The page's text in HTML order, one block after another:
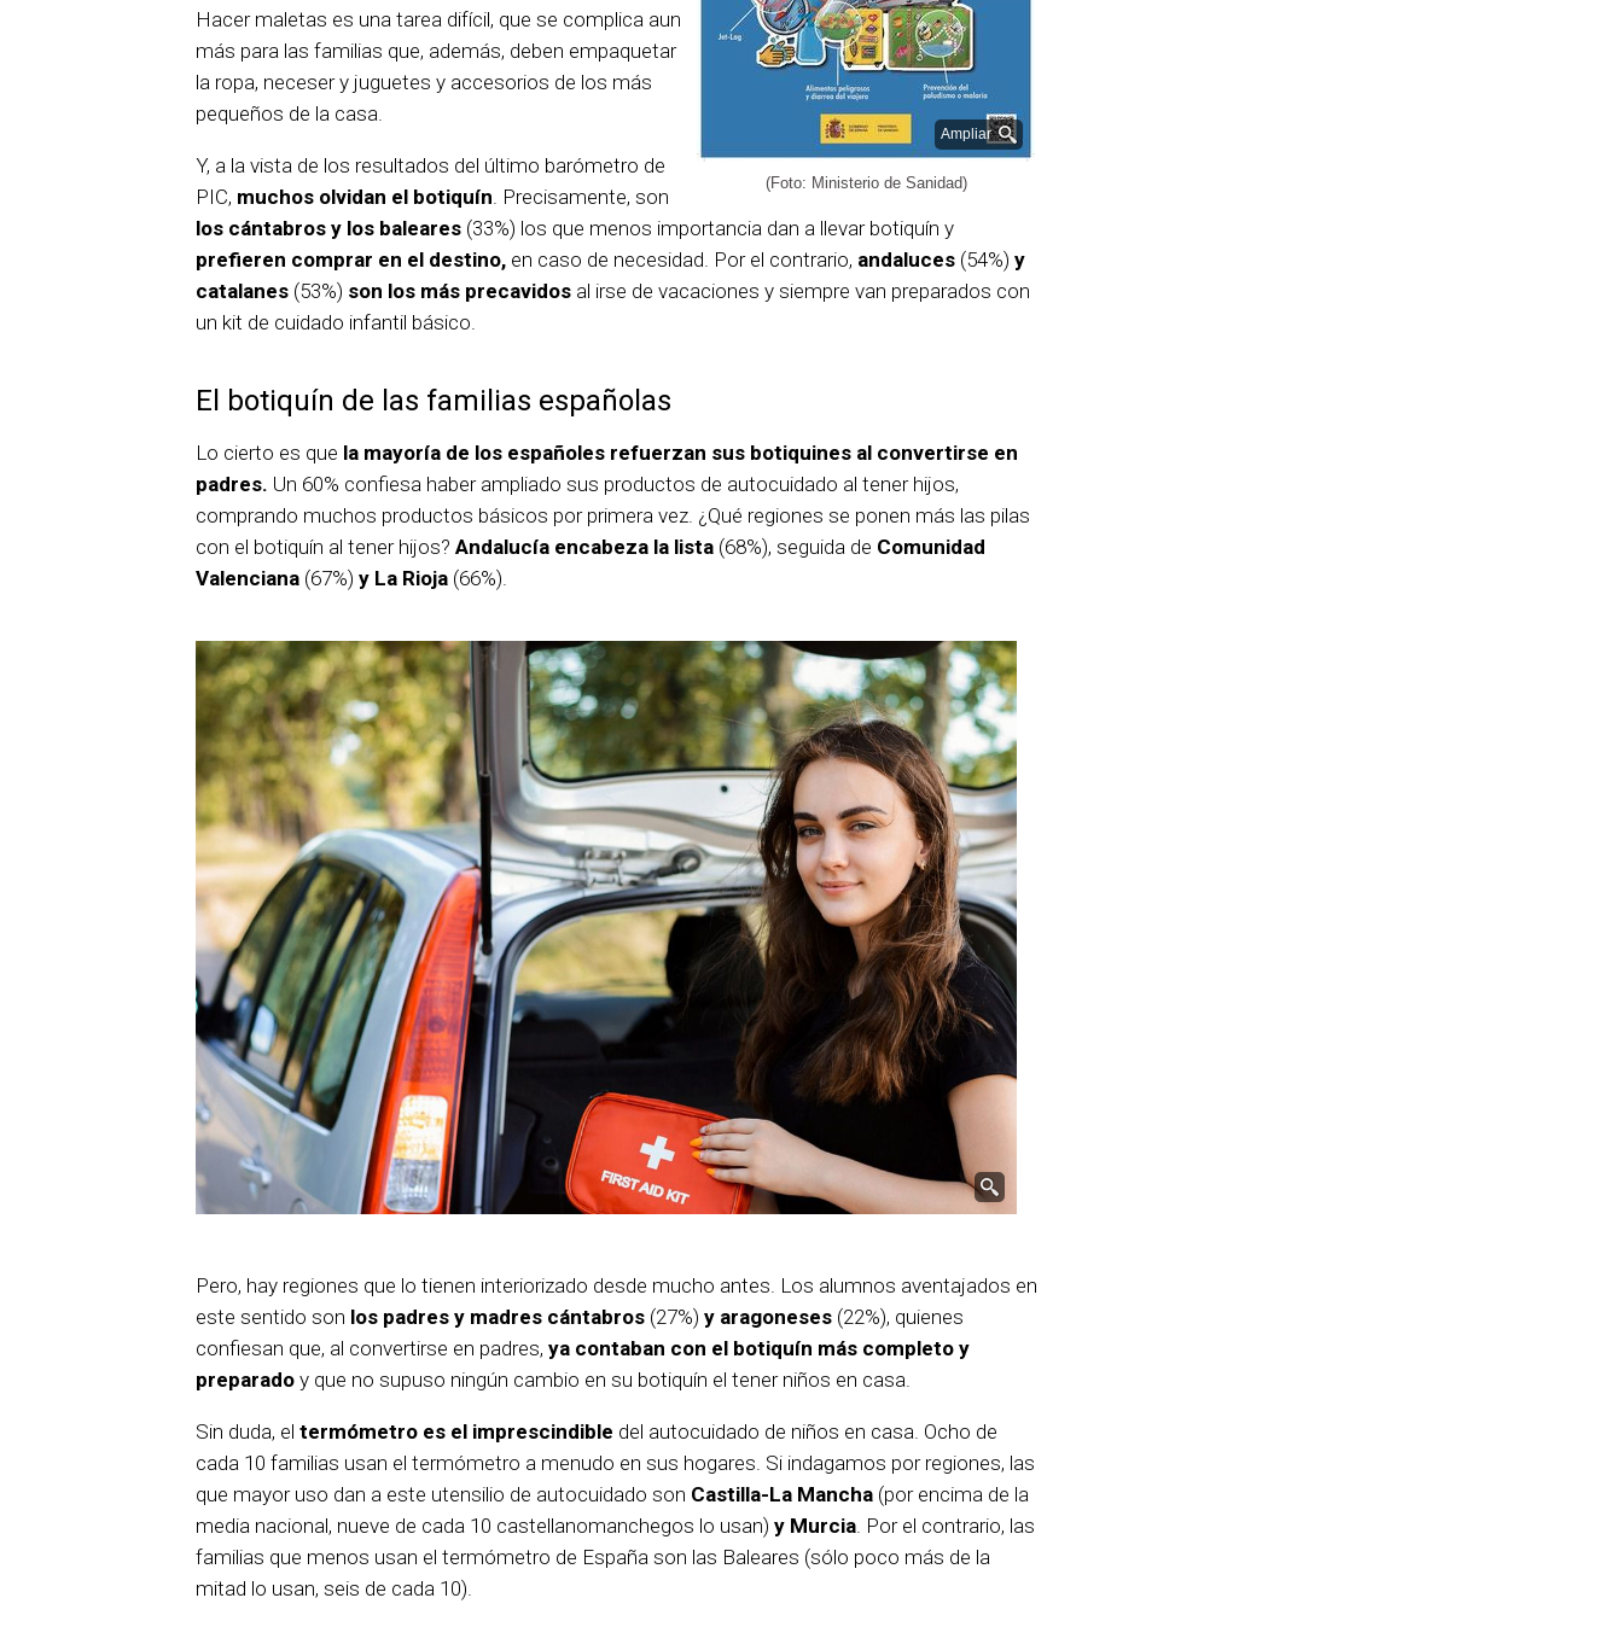
Ampliar
(Foto: Ministerio de Sanidad)
Hacer maletas es una tarea difícil, que se complica aun
más para las familias que, además, deben empaquetar
la ropa, neceser y juguetes y accesorios de los más
pequeños de la casa.
Y, a la vista de los resultados del último barómetro de
PIC, muchos olvidan el botiquín. Precisamente, son
los cántabros y los baleares (33%) los que menos importancia dan a llevar botiquín y
prefieren comprar en el destino, en caso de necesidad. Por el contrario, andaluces (54%) y
catalanes (53%) son los más precavidos al irse de vacaciones y siempre van preparados con
un kit de cuidado infantil básico.
El botiquín de las familias españolas
Lo cierto es que la mayoría de los españoles refuerzan sus botiquines al convertirse en
padres. Un 60% confiesa haber ampliado sus productos de autocuidado al tener hijos,
comprando muchos productos básicos por primera vez. ¿Qué regiones se ponen más las pilas
con el botiquín al tener hijos? Andalucía encabeza la lista (68%), seguida de Comunidad
Valenciana (67%) y La Rioja (66%).
Pero, hay regiones que lo tienen interiorizado desde mucho antes. Los alumnos aventajados en
este sentido son los padres y madres cántabros (27%) y aragoneses (22%), quienes
confiesan que, al convertirse en padres, ya contaban con el botiquín más completo y
preparado y que no supuso ningún cambio en su botiquín el tener niños en casa.
Sin duda, el termómetro es el imprescindible del autocuidado de niños en casa. Ocho de
cada 10 familias usan el termómetro a menudo en sus hogares. Si indagamos por regiones, las
que mayor uso dan a este utensilio de autocuidado son Castilla-La Mancha (por encima de la
media nacional, nueve de cada 10 castellanomanchegos lo usan) y Murcia. Por el contrario, las
familias que menos usan el termómetro de España son las Baleares (sólo poco más de la
mitad lo usan, seis de cada 10).